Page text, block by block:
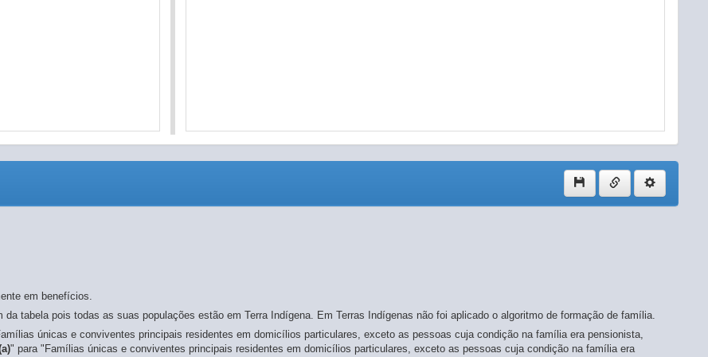
em benefícios.
tabela pois todas as suas populações estão em Terra Indígena. Em Terras Indígenas não foi aplicado o algoritmo de formação de família.
únicas e conviventes principais residentes em domicílios particulares, exceto as pessoas cuja condição na família era pensionista,
" para "Famílias únicas e conviventes principais residentes em domicílios particulares, exceto as pessoas cuja condição na família era